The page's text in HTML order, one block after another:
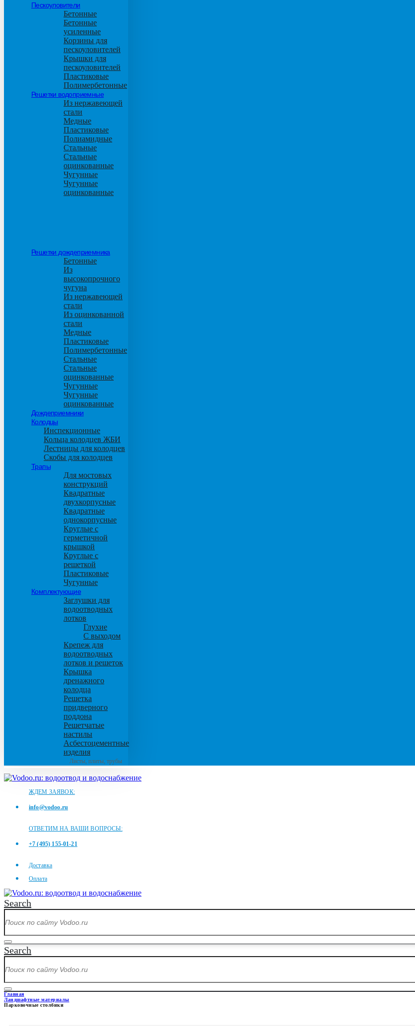
Пескоуловители
Бетонные
Бетонные
усиленные
Корзины для
пескоуловителей
Крышки для
пескоуловителей
Пластиковые
Полимербетонные
Решетки водоприемные
Из нержавеющей
стали
Медные
Пластиковые
Полиамидные
Стальные
Стальные
оцинкованные
Чугунные
Чугунные
оцинкованные
Решетки дождеприемника
Бетонные
Из
высокопрочного
чугуна
Из нержавеющей
стали
Из оцинкованной
стали
Медные
Пластиковые
Полимербетонные
Стальные
Стальные
оцинкованные
Чугунные
Чугунные
оцинкованные
Дождеприемники
Колодцы
Инспекционные
Кольца колодцев ЖБИ
Лестницы для колодцев
Скобы для колодцев
Трапы
Для мостовых
конструкций
Квадратные
двухкорпусные
Квадратные
однокорпусные
Круглые с
герметичной
крышкой
Круглые с
решеткой
Пластиковые
Чугунные
Комплектующие
Заглушки для
водоотводных
лотков
Глухие
С выходом
Крепеж для
водоотводных
лотков и решеток
Крышка
дренажного
колодца
Решетка
придверного
поддона
Решетчатые
настилы
Асбестоцементные
изделия
Листы, плиты, трубы
ЖДЕМ ЗАЯВОК:
info@vodoo.ru
ОТВЕТИМ НА ВАШИ ВОПРОСЫ:
+7 (495) 155-01-21
Доставка
Оплата
Search
Search
Главная
Ландшафтные материалы
Парковочные столбики